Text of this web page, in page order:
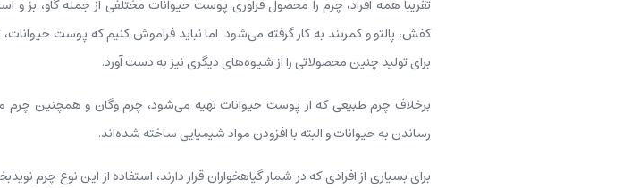
تقریباً همه افراد، چرم را محصول فرآوری پوست حیوانات مختلفی از جمله گاو، بز و
کفش، پالتو و کمربند به کار گرفته می‌شود. اما نباید فراموش کنیم که پوست
برای تولید چنین محصولاتی را از شیوه‌های دیگری نیز به دست آورد.
برخلاف چرم طبیعی که از پوست حیوانات تهیه می‌شود، چرم وگان و همچنین چرم
رساندن به حیوانات و البته با افزودن مواد شیمیایی ساخته شده‌اند.
برای بسیاری از افرادی که در شمار گیاهخواران قرار دارند، استفاده از این نوع